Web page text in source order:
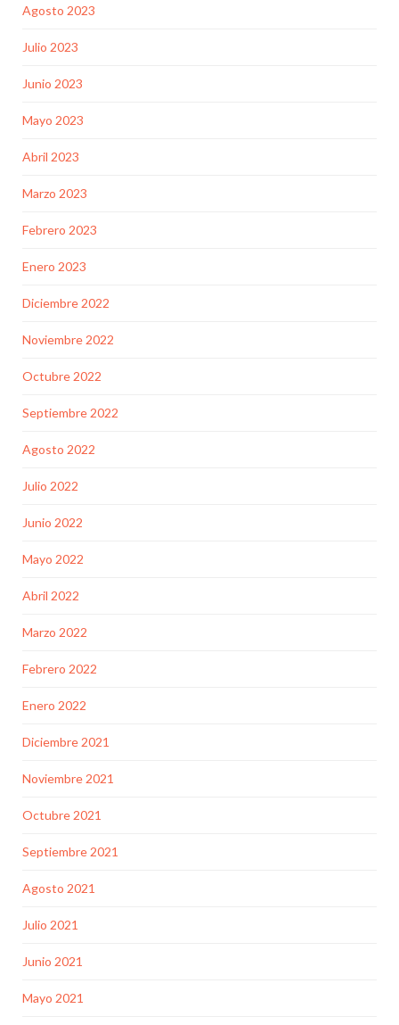
Agosto 2023
Julio 2023
Junio 2023
Mayo 2023
Abril 2023
Marzo 2023
Febrero 2023
Enero 2023
Diciembre 2022
Noviembre 2022
Octubre 2022
Septiembre 2022
Agosto 2022
Julio 2022
Junio 2022
Mayo 2022
Abril 2022
Marzo 2022
Febrero 2022
Enero 2022
Diciembre 2021
Noviembre 2021
Octubre 2021
Septiembre 2021
Agosto 2021
Julio 2021
Junio 2021
Mayo 2021